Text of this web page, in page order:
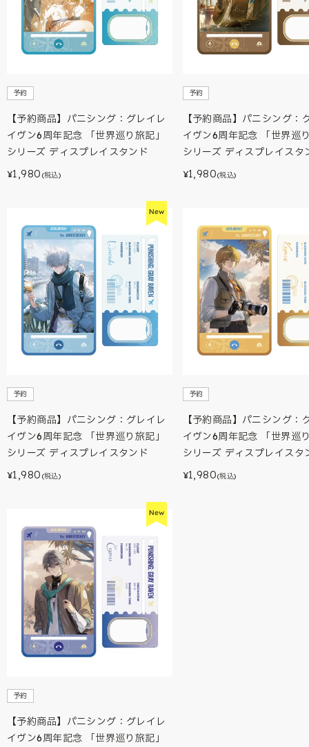
予約
【予約商品】パニシング：グレイレ
イヴン6周年記念 「世界巡り旅記」
シリーズ ディスプレイスタンド
¥1,980 (税込)
予約
【予約商品】パニシング：
イヴン6周年記念 「世界巡
シリーズ ディスプレイスタ
¥1,980(税込)
予約
【予約商品】パニシング：グレイレ
イヴン6周年記念 「世界巡り旅記」
シリーズ ディスプレイスタンド
¥1,980 (税込)
予約
【予約商品】パニシング：
イヴン6周年記念 「世界巡
シリーズ ディスプレイスタ
¥1,980(税込)
予約
【予約商品】パニシング：グレイレ
イヴン6周年記念 「世界巡り旅記」